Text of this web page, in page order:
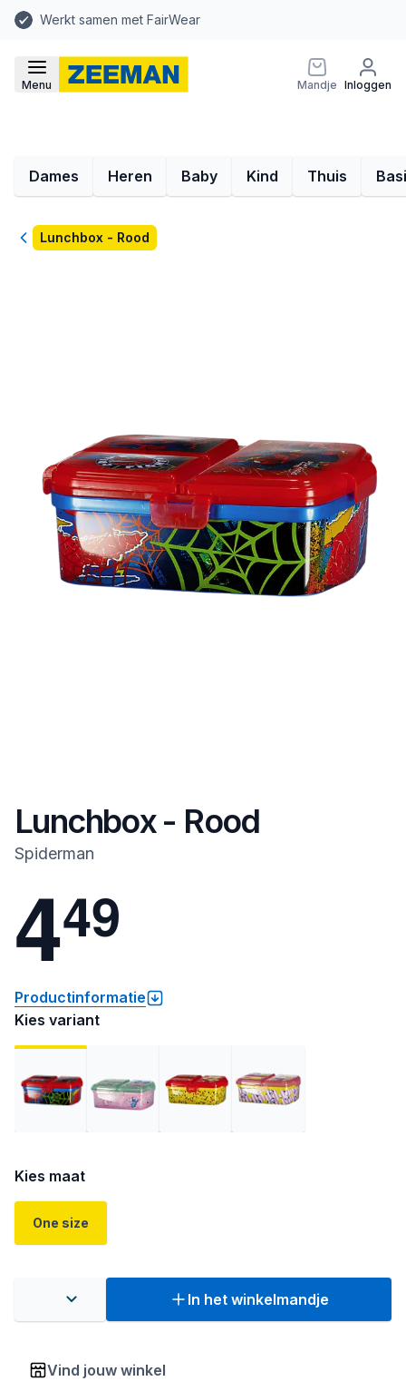
Werkt samen met FairWear
Menu Mandje Inloggen
Dames Heren Baby Kind Thuis
TerugLunchbox - Rood
Lunchbox - Rood
Spiderman
449
Productinformatie
Kies variant
Kies maat
One size
In het winkelmandje
Vind jouw winkel